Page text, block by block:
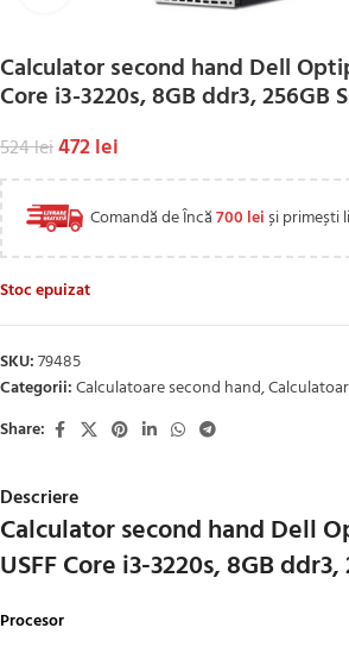
Calculator second hand Dell
Core i3-3220s, 8GB ddr3, 256GB
524lei472lei
Comandă de Încă700 leiși primești
Stoc epuizat
SKU:79485
Categorii:Calculatoare second hand,
Share:
Descriere
Calculator second hand Dell
USFF Core i3-3220s, 8GB ddr3,
Procesor